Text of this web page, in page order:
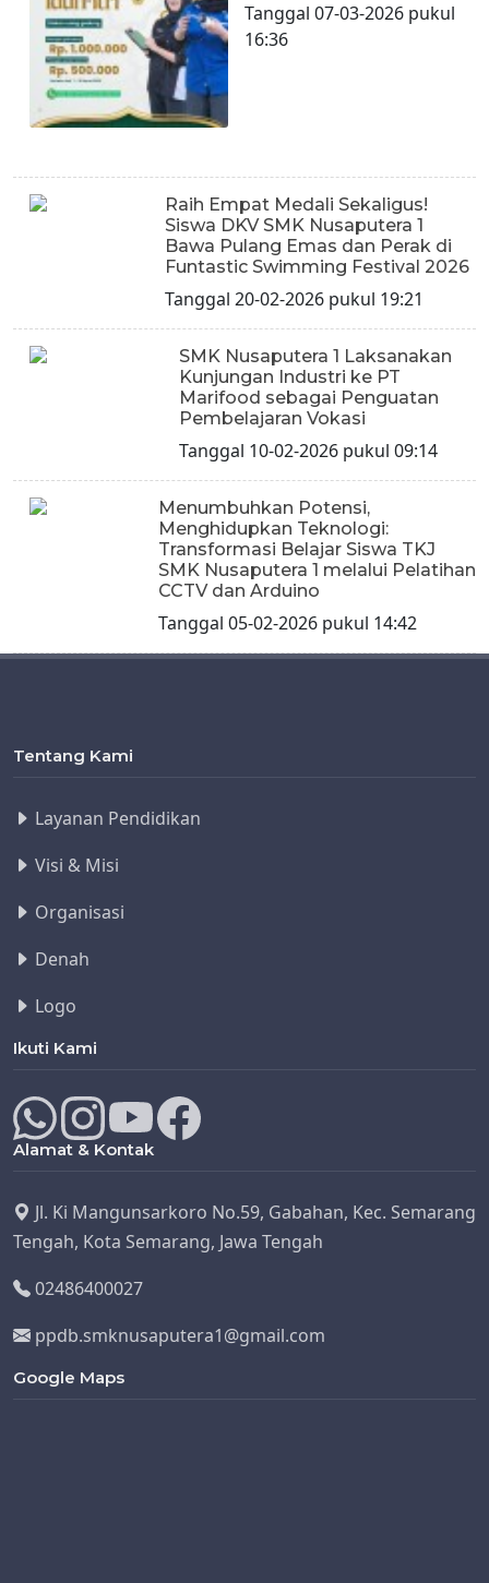
Tanggal 07-03-2026 pukul
16:36
Raih Empat Medali Sekaligus!
Siswa DKV SMK Nusaputera 1
Bawa Pulang Emas dan Perak di
Funtastic Swimming Festival 2026
Tanggal 20-02-2026 pukul 19:21
SMK Nusaputera 1 Laksanakan
Kunjungan Industri ke PT
Marifood sebagai Penguatan
Pembelajaran Vokasi
Tanggal 10-02-2026 pukul 09:14
Menumbuhkan Potensi,
Menghidupkan Teknologi:
Transformasi Belajar Siswa TKJ
SMK Nusaputera 1 melalui Pelatihan
CCTV dan Arduino
Tanggal 05-02-2026 pukul 14:42
Tentang Kami
Layanan Pendidikan
Visi & Misi
Organisasi
Denah
Logo
Ikuti Kami
Alamat & Kontak
Jl. Ki Mangunsarkoro No.59, Gabahan, Kec. Semarang
Tengah, Kota Semarang, Jawa Tengah
02486400027
ppdb.smknusaputera1@gmail.com
Google Maps